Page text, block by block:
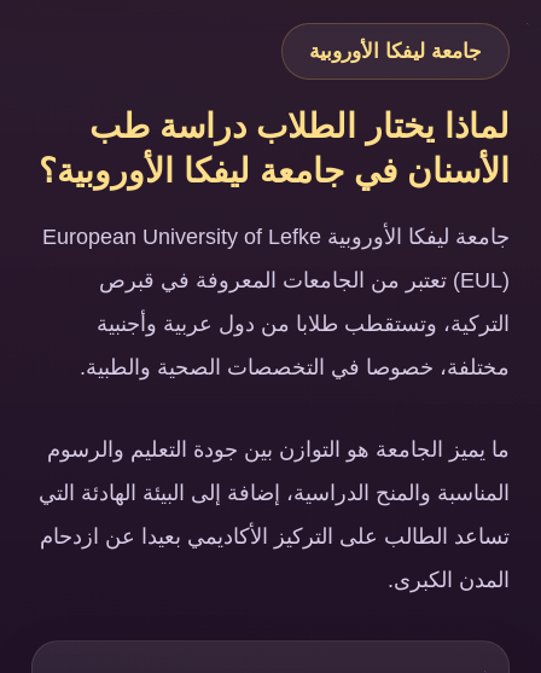
جامعة ليفكا الأوروبية
لماذا يختار الطلاب دراسة طب
الأسنان في جامعة ليفكا الأوروبية؟
جامعة ليفكا الأوروبية European University of Lefke
(EUL) تعتبر من الجامعات المعروفة في قبرص
التركية، وتستقطب طلابا من دول عربية وأجنبية
مختلفة، خصوصا في التخصصات الصحية والطبية.
ما يميز الجامعة هو التوازن بين جودة التعليم والرسوم
المناسبة والمنح الدراسية، إضافة إلى البيئة الهادئة التي
تساعد الطالب على التركيز الأكاديمي بعيدا عن ازدحام
المدن الكبرى.